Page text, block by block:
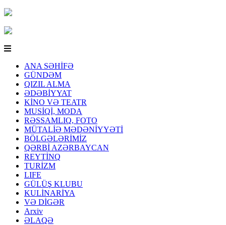
ANA SƏHİFƏ
GÜNDƏM
QIZIL ALMA
ƏDƏBİYYAT
KİNO VƏ TEATR
MUSİQİ, MODA
RƏSSAMLIQ, FOTO
MÜTALİƏ MƏDƏNİYYƏTİ
BÖLGƏLƏRİMİZ
QƏRBİ AZƏRBAYCAN
REYTİNQ
TURİZM
LIFE
GÜLÜŞ KLUBU
KULİNARİYA
VƏ DİGƏR
Arxiv
ƏLAQƏ